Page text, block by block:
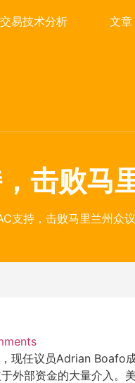
交易技术分析 文章
击败马
支持，击败马里兰州众
现任议员Adrian Boafo
外部资金的大量介入。